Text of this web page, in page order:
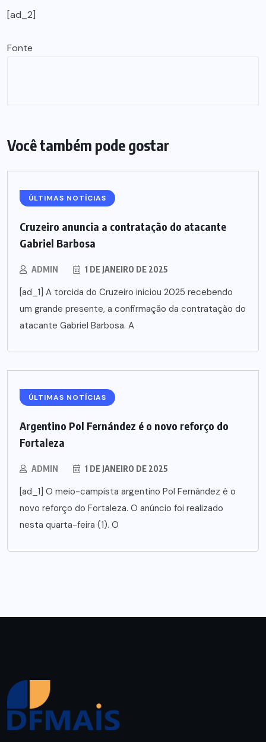
[ad_2]
Fonte
Você também pode gostar
ÚLTIMAS NOTÍCIAS
Cruzeiro anuncia a contratação do atacante
Gabriel Barbosa
ADMIN 1 DE JANEIRO DE 2025
[ad_1] A torcida do Cruzeiro iniciou 2025 recebendo
um grande presente, a confirmação da contratação do
atacante Gabriel Barbosa. A
ÚLTIMAS NOTÍCIAS
Argentino Pol Fernández é o novo reforço do
Fortaleza
ADMIN 1 DE JANEIRO DE 2025
[ad_1] O meio-campista argentino Pol Fernández é o
novo reforço do Fortaleza. O anúncio foi realizado
nesta quarta-feira (1). O